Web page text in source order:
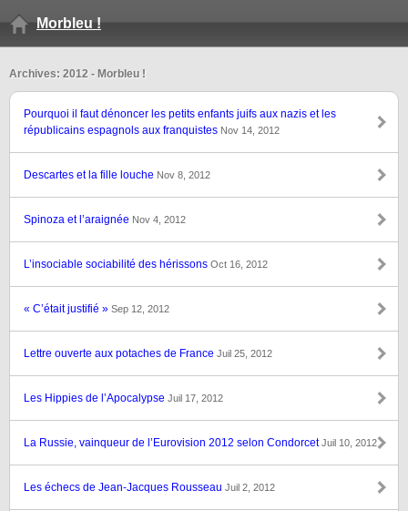
Morbleu !
Archives: 2012 - Morbleu !
Pourquoi il faut dénoncer les petits enfants juifs aux nazis et les
républicains espagnols aux franquistes Nov 14, 2012
Descartes et la fille louche Nov 8, 2012
Spinoza et l’araignée Nov 4, 2012
L’insociable sociabilité des hérissons Oct 16, 2012
« C’était justifié » Sep 12, 2012
Lettre ouverte aux potaches de France Juil 25, 2012
Les Hippies de l’Apocalypse Juil 17, 2012
La Russie, vainqueur de l’Eurovision 2012 selon CondorcetJuil 10, 2012
Les échecs de Jean-Jacques Rousseau Juil 2, 2012